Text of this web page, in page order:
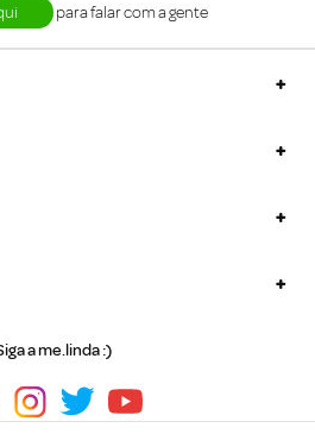
para falar com a gente
+
+
+
+
a me.linda :)